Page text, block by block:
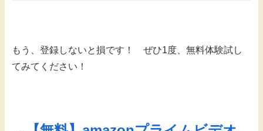
もう、登録しないと損です！ ぜひ1度、無料体験試し
てみてください！